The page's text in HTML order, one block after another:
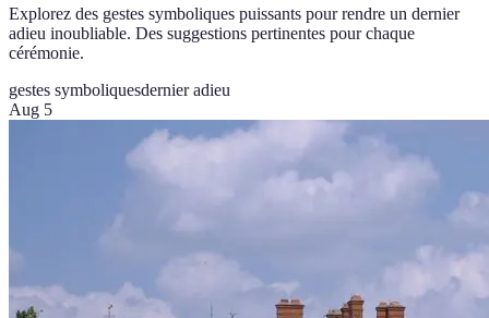
Explorez des gestes symboliques puissants pour rendre un dernier
adieu inoubliable. Des suggestions pertinentes pour chaque
cérémonie.
gestes symboliquesdernier adieu
Aug 5